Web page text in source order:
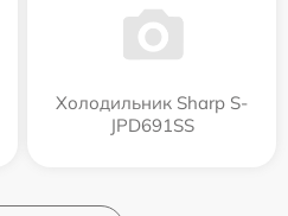
Холодильник Sharp S-
JPD691SS